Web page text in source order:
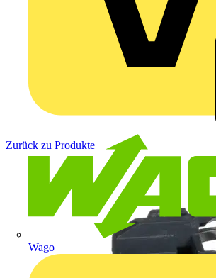
Wago
Zurück zu Produkte